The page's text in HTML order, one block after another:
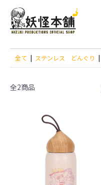
全て | ステンレス どんぐり |
全2商品